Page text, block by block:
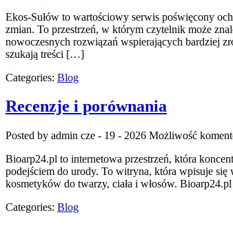
Ekos-Sułów to wartościowy serwis poświęcony
zmian. To przestrzeń, w którym czytelnik może
nowoczesnych rozwiązań wspierających bardziej
szukają treści […]
Categories: Blog
Recenzje i porównania
Posted by admin cze - 19 - 2026 Możliwość
Bioarp24.pl to internetowa przestrzeń, która
podejściem do urody. To witryna, która wpisuje się
kosmetyków do twarzy, ciała i włosów.
Categories: Blog